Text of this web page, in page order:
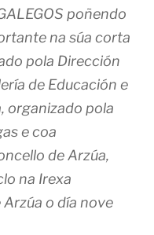
poñendo
na súa corta
pola Dirección
de Educación e
organizado pola
e coa
de Arzúa,
na Irexa
o día nove